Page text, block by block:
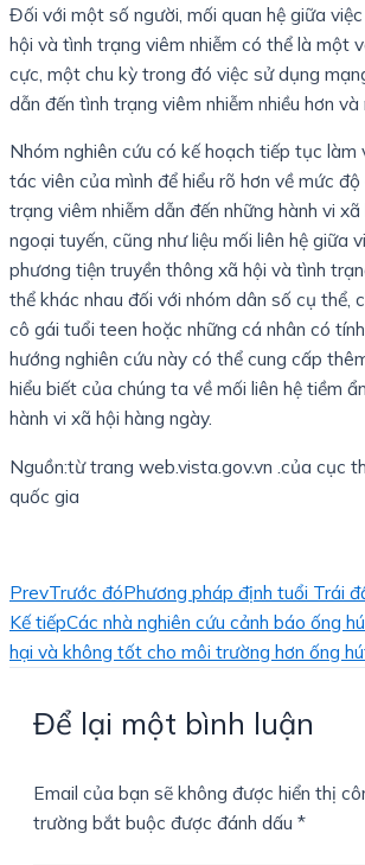
Đối với một số người, mối quan hệ giữa
hội và tình trạng viêm nhiễm có thể là một
cực, một chu kỳ trong đó việc sử dụng
dẫn đến tình trạng viêm nhiễm nhiều hơn và
Nhóm nghiên cứu có kế hoạch tiếp tục làm
tác viên của mình để hiểu rõ hơn về mức
trạng viêm nhiễm dẫn đến những hành vi
ngoại tuyến, cũng như liệu mối liên hệ giữa
phương tiện truyền thông xã hội và tình
thể khác nhau đối với nhóm dân số cụ thể,
cô gái tuổi teen hoặc những cá nhân có
hướng nghiên cứu này có thể cung cấp
hiểu biết của chúng ta về mối liên hệ tiềm
hành vi xã hội hàng ngày.
Nguồn:từ trang web.vista.gov.vn .của cục
quốc gia
PrevTrước đóPhương pháp định tuổi Trái
Kế tiếpCác nhà nghiên cứu cảnh báo ống
hại và không tốt cho môi trường hơn ống
Để lại một bình luận
Email của bạn sẽ không được hiển thị
trường bắt buộc được đánh dấu *